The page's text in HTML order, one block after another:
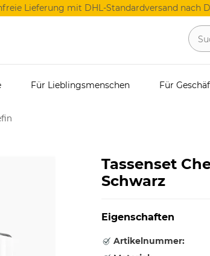
Lieferung mit DHL-Standardversand nach
Für Lieblingsmenschen Für
Tassenset
Schwarz
Eigenschaften
Artikelnummer: